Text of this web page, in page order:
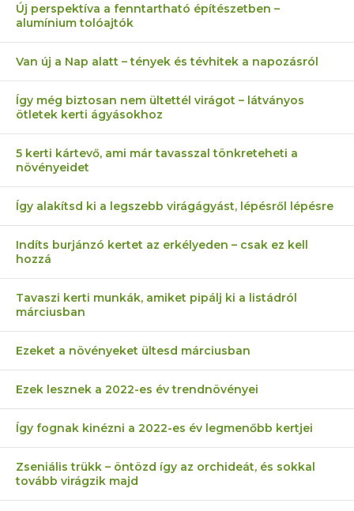
Új perspektíva a fenntartható építészetben –
alumínium tolóajtók
Van új a Nap alatt – tények és tévhitek a napozásról
Így még biztosan nem ültettél virágot – látványos
ötletek kerti ágyásokhoz
5 kerti kártevő, ami már tavasszal tönkreteheti a
növényeidet
Így alakítsd ki a legszebb virágágyást, lépésről lépésre
Indíts burjánzó kertet az erkélyeden – csak ez kell
hozzá
Tavaszi kerti munkák, amiket pipálj ki a listádról
márciusban
Ezeket a növényeket ültesd márciusban
Ezek lesznek a 2022-es év trendnövényei
Így fognak kinézni a 2022-es év legmenőbb kertjei
Zseniális trükk – öntözd így az orchideát, és sokkal
tovább virágzik majd